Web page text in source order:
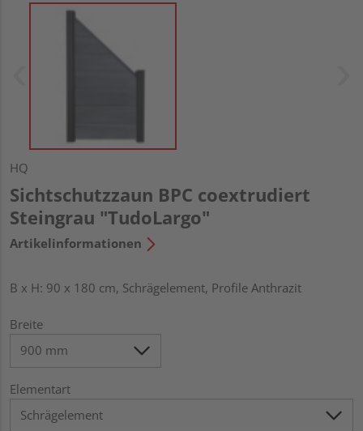
HQ
Sichtschutzzaun BPC coextrudiert
Steingrau "TudoLargo"
Artikelinformationen
B x H: 90 x 180 cm, Schrägelement, Profile Anthrazit
Breite
Elementart